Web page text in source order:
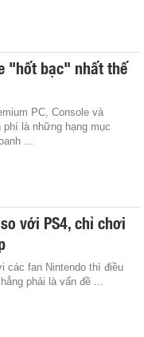
"hốt bạc" nhất thế
PC, Console và
phí là những hạng mục
...
với PS4, chỉ chơi
các fan Nintendo thì điều
phải là vấn đề ...